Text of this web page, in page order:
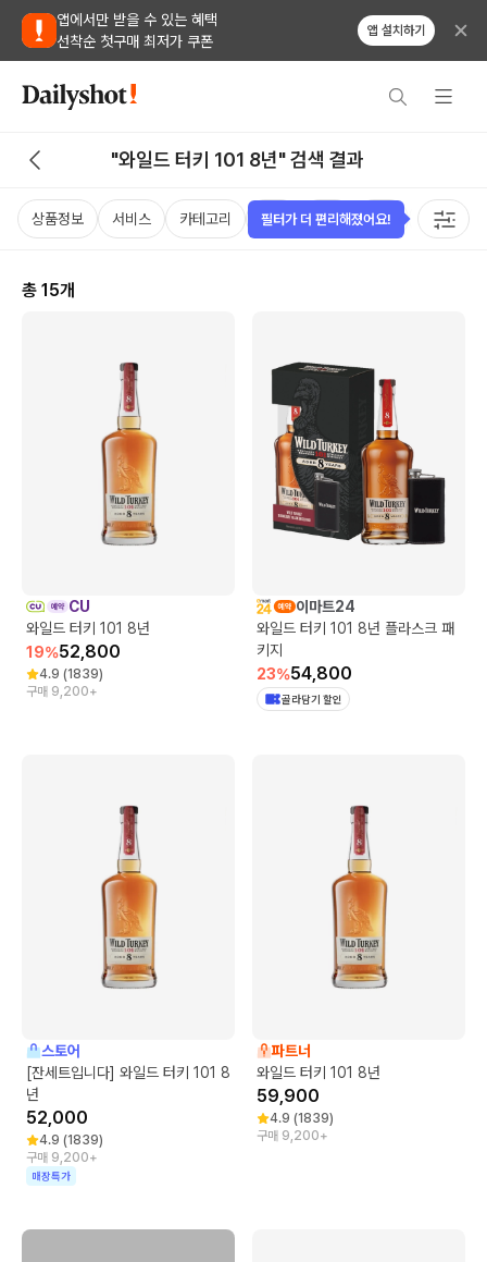
앱에서만 받을 수 있는 혜택
선착순 첫구매 최저가 쿠폰
앱 설치하기
"와일드 터키 101 8년" 검색 결과
상품정보 서비스 카테고리 가격 국가 용량 태그
총 15개
CU
와일드 터키 101 8년
19%52,800
4.9 (1839)
구매 9,200+
이마트24
와일드 터키 101 8년 플라스크 패
키지
23%54,800
골라담기 할인
스토어
[잔세트입니다] 와일드 터키 101 8
년
52,000
4.9 (1839)
구매 9,200+
매장특가
파트너
와일드 터키 101 8년
59,900
4.9 (1839)
구매 9,200+
필터가 더 편리해졌어요!